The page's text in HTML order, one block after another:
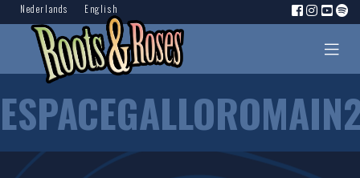
Nederlands English